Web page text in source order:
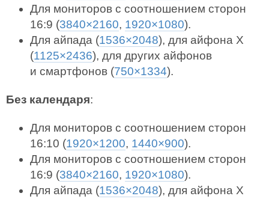
Для мониторов с соотношением сторон
16:9 (3840×2160, 1920×1080).
Для айпада (1536×2048), для айфона X
(1125×2436), для других айфонов
и смартфонов (750×1334).
Без календаря:
Для мониторов с соотношением сторон
16:10 (1920×1200, 1440×900).
Для мониторов с соотношением сторон
16:9 (3840×2160, 1920×1080).
Для айпада (1536×2048), для айфона X